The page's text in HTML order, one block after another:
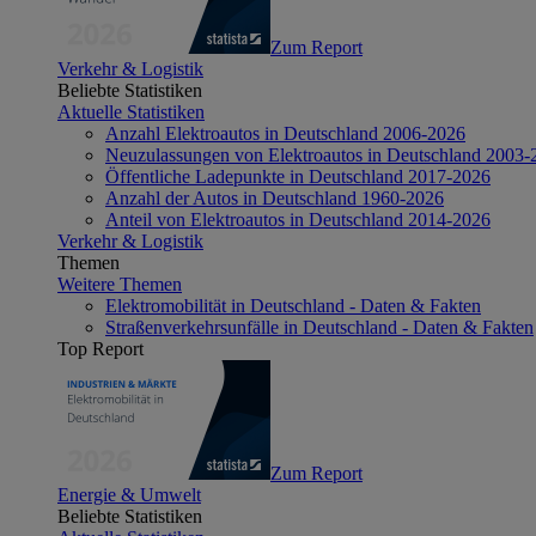
Zum Report
Verkehr & Logistik
Beliebte Statistiken
Aktuelle Statistiken
Anzahl Elektroautos in Deutschland 2006-2026
Neuzulassungen von Elektroautos in Deutschland 2003-
Öffentliche Ladepunkte in Deutschland 2017-2026
Anzahl der Autos in Deutschland 1960-2026
Anteil von Elektroautos in Deutschland 2014-2026
Verkehr & Logistik
Themen
Weitere Themen
Elektromobilität in Deutschland - Daten & Fakten
Straßenverkehrsunfälle in Deutschland - Daten & Fakten
Top Report
Zum Report
Energie & Umwelt
Beliebte Statistiken